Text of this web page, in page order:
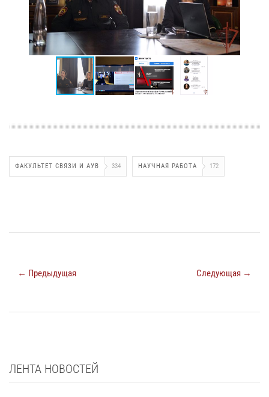
ФАКУЛЬТЕТ СВЯЗИ И АУВ 334 НАУЧНАЯ РАБОТА 172
← Предыдущая Следующая →
ЛЕНТА НОВОСТЕЙ